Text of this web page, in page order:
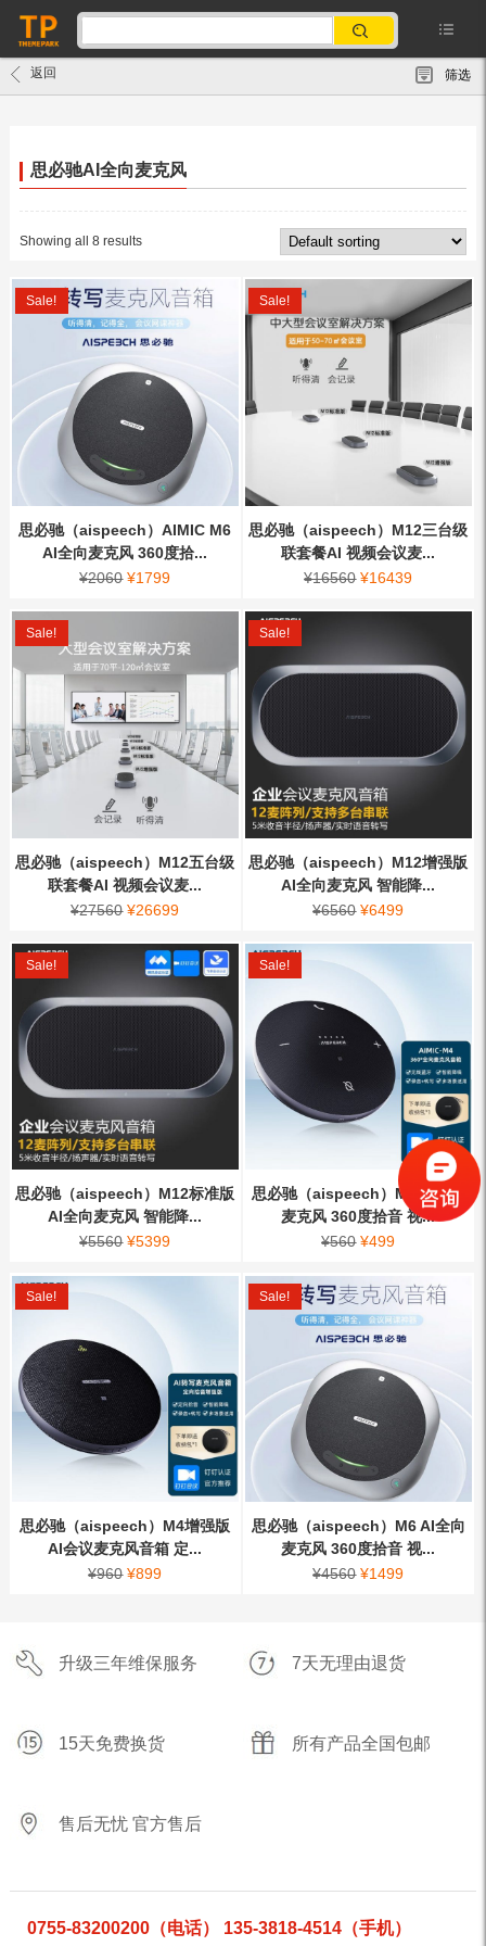
返回 筛选
思必驰AI全向麦克风
Showing all 8 results
Sale!
思必驰（aispeech）AIMIC M6
AI全向麦克风 360度拾...
¥2060 ¥1799
Sale!
思必驰（aispeech）M12三台级
联套餐AI 视频会议麦...
¥16560 ¥16439
Sale!
思必驰（aispeech）M12五台级
联套餐AI 视频会议麦...
¥27560 ¥26699
Sale!
思必驰（aispeech）M12增强版
AI全向麦克风 智能降...
¥6560 ¥6499
Sale!
思必驰（aispeech）M12标准版
AI全向麦克风 智能降...
¥5560 ¥5399
Sale!
思必驰（aispeech）M4 AI全向
麦克风 360度拾音 视...
¥560 ¥499
Sale!
思必驰（aispeech）M4增强版
AI会议麦克风音箱 定...
¥960 ¥899
Sale!
思必驰（aispeech）M6 AI全向
麦克风 360度拾音 视...
¥4560 ¥1499
升级三年维保服务 7天无理由退货
15天免费换货 所有产品全国包邮
售后无忧 官方售后
0755-83200200（电话） 135-3818-4514（手机）